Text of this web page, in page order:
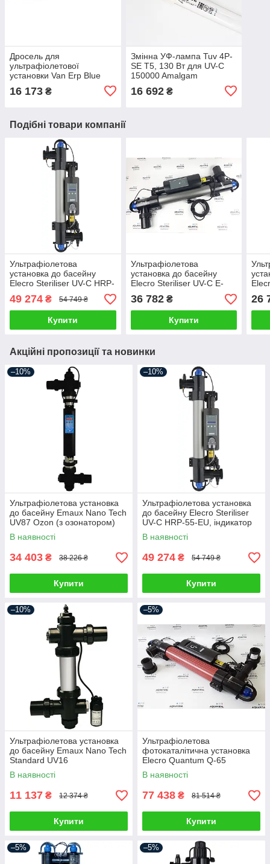
Дросель для
ультрафіолетової
установки Van Erp Blue
150000 + реле протоку
16 173 ₴
Змінна УФ-лампа Tuv 4P-
SE T5, 130 Вт для UV-C
150000 Amalgam
16 692₴
Подібні товари компанії
Ультрафіолетова
установка до басейну
Elecro Steriliser UV-C HRP-
55-EU, індикатор служби
лампи + дозуючий насос
49 274 ₴ 54 749 ₴
Купити
Ультрафіолетова
установка до басейну
Elecro Steriliser UV-C E-
терміну служби лампи)
36 782₴
Купити
26
Акційні пропозиції та новинки
–10%
Ультрафіолетова установка
до басейну Emaux Nano Tech
UV87 Ozon (з озонатором)
В наявності
34 403 ₴ 38 226 ₴
Купити
–10%
Ультрафіолетова установка
до басейну Elecro Steriliser
UV-C HRP-55-EU, індикатор
служби лампи + дозуючий
насос
В наявності
49 274 ₴ 54 749 ₴
Купити
–10%
Ультрафіолетова установка
до басейну Emaux Nano Tech
Standard UV16
В наявності
11 137 ₴ 12 374 ₴
Купити
–5%
Ультрафіолетова
фотокаталітична установка
Elecro Quantum Q-65
В наявності
77 438 ₴ 81 514 ₴
Купити
–5% –5%